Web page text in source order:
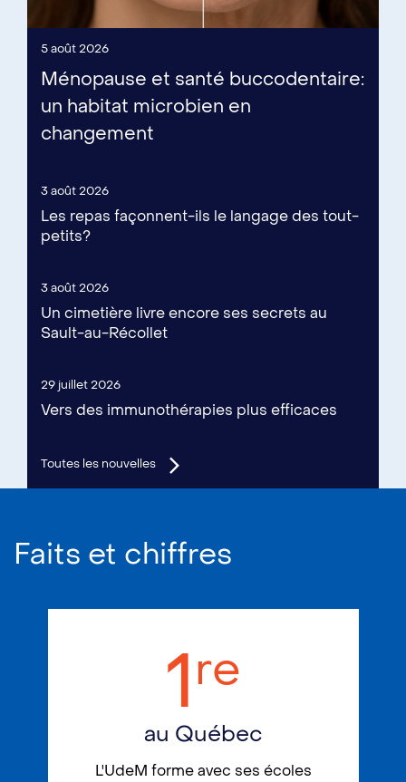
5 août 2026
Ménopause et santé buccodentaire:
un habitat microbien en
changement
3 août 2026
Les repas façonnent-ils le langage des tout-
petits?
3 août 2026
Un cimetière livre encore ses secrets au
Sault-au-Récollet
29 juillet 2026
Vers des immunothérapies plus efficaces
Toutes les nouvelles
Faits et chiffres
1re
au Québec
L'UdeM forme avec ses écoles